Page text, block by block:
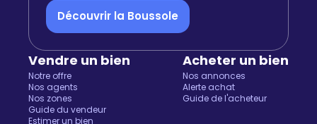
Découvrir la Boussole
Vendre un bien
Notre offre
Nos agents
Nos zones
Guide du vendeur
Estimer un bien
Acheter un bien
Nos annonces
Alerte achat
Guide de l'acheteur